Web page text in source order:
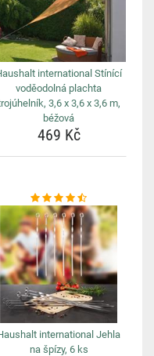
international Stínící
voděodolná plachta
3,6 x 3,6 x 3,6 m,
béžová
469 Kč
international Jehla
na špízy, 6 ks